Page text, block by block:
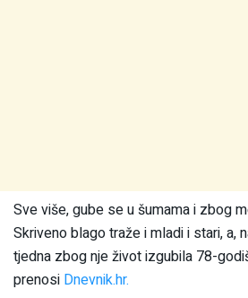
Sve više, gube se u šumama i zbog
Skriveno blago traže i mladi i stari, a,
tjedna zbog nje život izgubila 78-
prenosi Dnevnik.hr.